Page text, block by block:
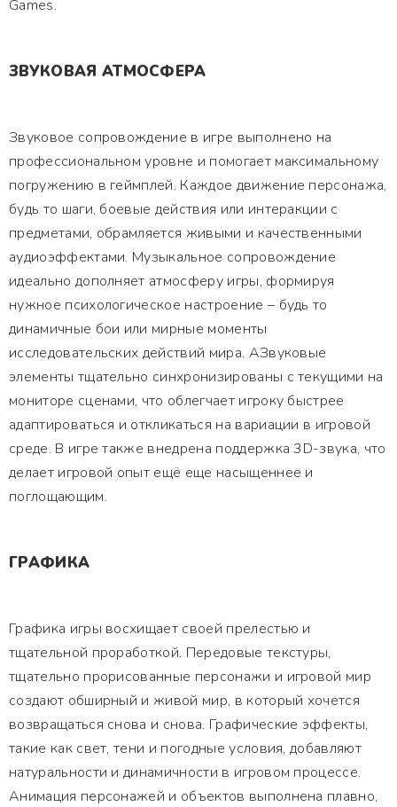
Games.
ЗВУКОВАЯ АТМОСФЕРА
Звуковое сопровождение в игре выполнено на
профессиональном уровне и помогает максимальному
погружению в геймплей. Каждое движение персонажа,
будь то шаги, боевые действия или интеракции с
предметами, обрамляется живыми и качественными
аудиоэффектами. Музыкальное сопровождение
идеально дополняет атмосферу игры, формируя
нужное психологическое настроение – будь то
динамичные бои или мирные моменты
исследовательских действий мира. АЗвуковые
элементы тщательно синхронизированы с текущими на
мониторе сценами, что облегчает игроку быстрее
адаптироваться и откликаться на вариации в игровой
среде. В игре также внедрена поддержка 3D-звука, что
делает игровой опыт ещё еще насыщеннее и
поглощающим.
ГРАФИКА
Графика игры восхищает своей прелестью и
тщательной проработкой. Передовые текстуры,
тщательно прорисованные персонажи и игровой мир
создают обширный и живой мир, в который хочется
возвращаться снова и снова. Графические эффекты,
такие как свет, тени и погодные условия, добавляют
натуральности и динамичности в игровом процессе.
Анимация персонажей и объектов выполнена плавно,